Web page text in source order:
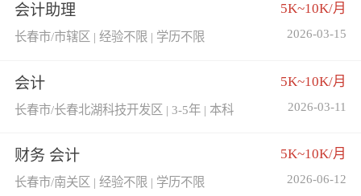
会计助理 5K~10K/月
长春市/市辖区 | 经验不限 | 学历不限 2026-03-15
会计 5K~10K/月
长春市/长春北湖科技开发区 | 3-5年 | 本科 2026-03-11
财务 会计 5K~10K/月
长春市/南关区 | 经验不限 | 学历不限 2026-06-12